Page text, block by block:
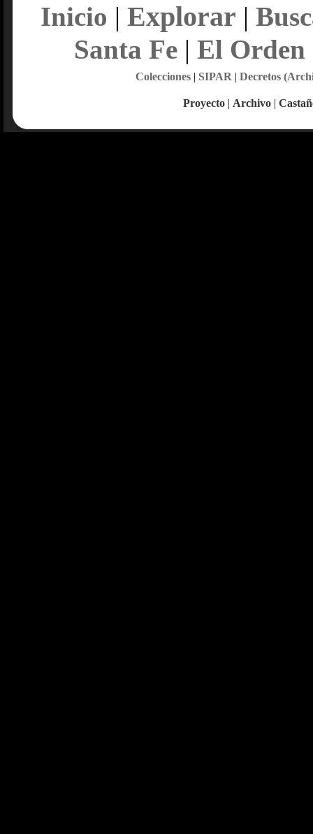
Inicio | Explorar |
Santa Fe| El Orden
Colecciones| SIPAR | Decretos
Proyecto | Archivo |